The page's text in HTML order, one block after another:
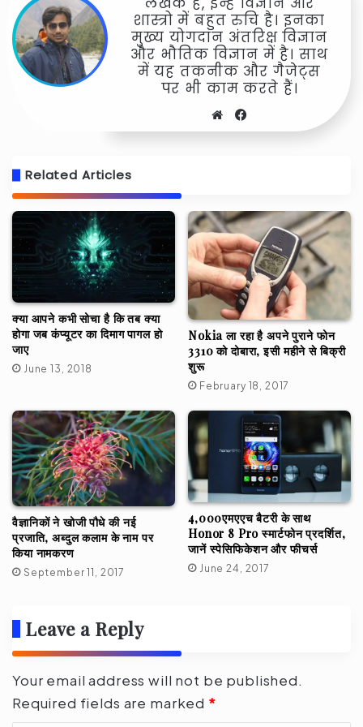
शास्त्रो में बहुत रुचि है। इनका
मुख्य योगदान अंतरिक्ष विज्ञान
और भौतिक विज्ञान में है। साथ
में यह तकनीक और गैजेट्स
पर भी काम करते हैं।
Website
Related Articles
क्या आपने कभी सोचा है कि तब क्या
होगा जब कंप्यूटर का दिमाग पागल हो
जाए
June 13, 2018
Nokia ला रहा है अपने पुराने फोन
3310 को दोबारा, इसी महीने से बिक्री
शुरू
February 18, 2017
वैज्ञानिकों ने खोजी पौधे की नई
प्रजाति, अब्दुल कलाम के नाम पर
किया नामकरण
September 11, 2017
4,000एमएएच बैटरी के साथ
Honor 8 Pro स्मार्टफोन प्रदर्शित,
जानें स्पेसिफिकेशन और फीचर्स
June 24, 2017
Leave a Reply
Your email address will not be published.
Required fields are marked *